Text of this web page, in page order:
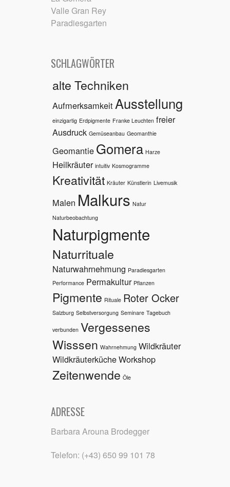
Valle Gran Rey
Paradiesgarten
SCHLAGWÖRTER
alte Techniken
AufmerksamkeitAusstellung
einzigartig Erdpigmente Franke Leuchten freier
Ausdruck Gemüseanbau Geomanthie
Geomantie Gomera Harze
Heilkräuter intuitiv Kosmogramme
Kreativität Kräuter Künstlerin Livemusik
Malen Malkurs Natur
Naturbeobachtung
Naturpigmente
Naturrituale
Naturwahrnehmung Paradiesgarten
Performance Permakultur Pflanzen
Pigmente Rituale Roter Ocker
Salzburg Selbstversorgung Seminare Tagebuch
verbunden Vergessenes
Wisssen Wahrnehmung Wildkräuter
WildkräuterkücheWorkshop
Zeitenwende Öle
ADRESSE
Barbara Arouna Brodegger
Telefon: (+43) 650 99 101 78